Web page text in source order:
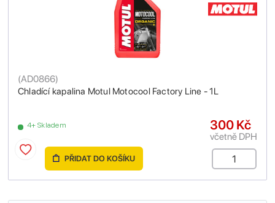
Chladící kapalina Motul Motocool Factory Line - 1L
(AD0866)
4+ Skladem 300 Kč
včetně DPH
PŘIDAT DO KOŠÍKU